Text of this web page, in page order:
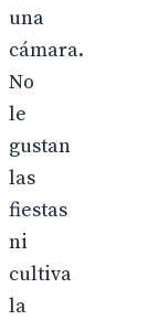
una
cámara.
No
le
gustan
las
fiestas
ni
cultiva
la